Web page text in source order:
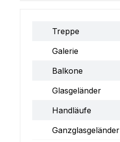
Treppe
Galerie
Balkone
Glasgeländer
Handläufe
Ganzglasgeländer